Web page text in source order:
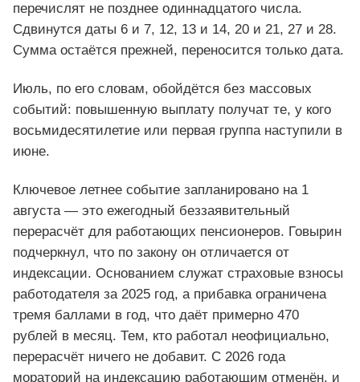
перечислят не позднее одиннадцатого числа.
Сдвинутся даты 6 и 7, 12, 13 и 14, 20 и 21, 27 и 28.
Сумма остаётся прежней, переносится только дата.
Июль, по его словам, обойдётся без массовых
событий: повышенную выплату получат те, у кого
восьмидесятилетие или первая группа наступили в
июне.
Ключевое летнее событие запланировано на 1
августа — это ежегодный беззаявительный
перерасчёт для работающих пенсионеров. Говырин
подчеркнул, что по закону он отличается от
индексации. Основанием служат страховые взносы
работодателя за 2025 год, а прибавка ограничена
тремя баллами в год, что даёт примерно 470
рублей в месяц. Тем, кто работал неофициально,
перерасчёт ничего не добавит. С 2026 года
мораторий на индексацию работающим отменён, и